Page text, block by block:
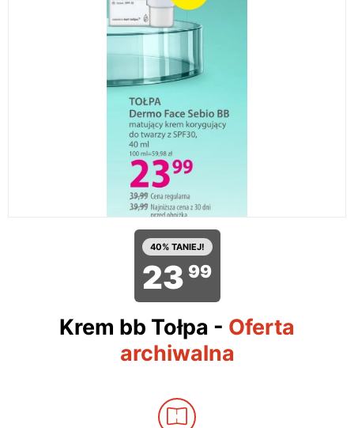
40% TANIEJ!
23 99
Krem bb Tołpa - Oferta
archiwalna